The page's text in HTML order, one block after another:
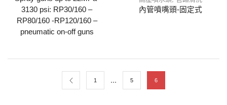
3130 psi: RP30/160 –
RP80/160 -RP120/160 –
pneumatic on-off guns
內管噴嘴頭-固定式
1 ... 5 6